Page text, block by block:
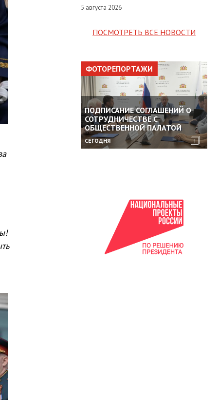
5 августа 2026
ПОСМОТРЕТЬ ВСЕ НОВОСТИ
ФОТОРЕПОРТАЖИ
ПОДПИСАНИЕ СОГЛАШЕНИЙ О
СОТРУДНИЧЕСТВЕ С
ОБЩЕСТВЕННОЙ ПАЛАТОЙ
СЕГОДНЯ 1